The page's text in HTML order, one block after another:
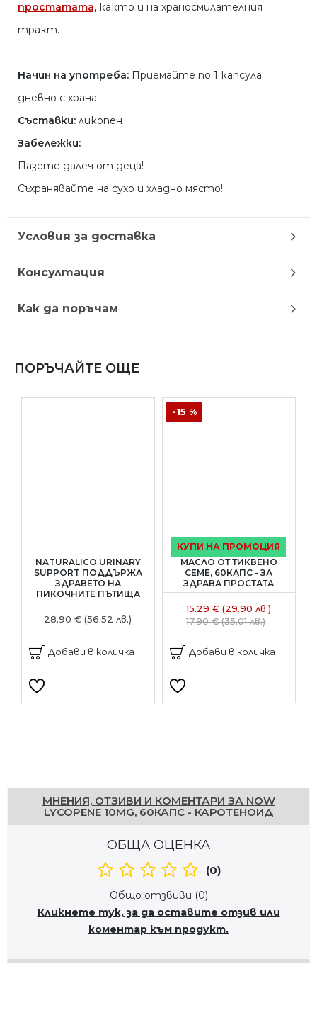
простатата, както и на храносмилателния
тракт.
Начин на употреба: Приемайте по 1 капсула
дневно с храна
Съставки: ликопен
Забележки:
Пазете далеч от деца!
Съхранявайте на сухо и хладно място!
Условия за доставка
Консултация
Как да поръчам
ПОРЪЧАЙТЕ ОЩЕ
NATURALICO URINARY
SUPPORT ПОДДЪРЖА
ЗДРАВЕТО НА
ПИКОЧНИТЕ ПЪТИЩА
28.90 € (56.52 лв.)
Добави в количка
КУПИ НА ПРОМОЦИЯ
-15 %
МАСЛО ОТ ТИКВЕНО
СЕМЕ, 60КАПС - ЗА
ЗДРАВА ПРОСТАТА
15.29 € (29.90 лв.)
17.90 € (35.01 лв.)
Добави в количка
МНЕНИЯ, ОТЗИВИ И КОМЕНТАРИ ЗА NOW
LYCOPENE 10MG, 60КАПС - КАРОТЕНОИД
ОБЩА ОЦЕНКА
(0)
Общо отзвиви (0)
Кликнете тук, за да оставите отзив или
коментар към продукт.